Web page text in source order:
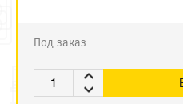
Под заказ